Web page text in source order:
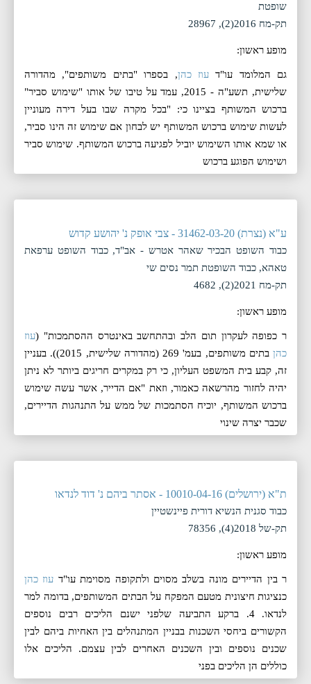
שופטת
תק-מח 2016(2), 28967
מופע ראשון:
גם המלומד עו"דעוז כהן, בספרו "בתים משותפים", מהדורה
שלישית, תשע"ה - 2015, עמד על טיבו של אותו "שימוש סביר"
ברכוש המשותף בציינו כי: "בכל מקרה שבו בעל דירה מעוניין
לעשות שימוש ברכוש המשותף יש לבחון אם שימוש זה הינו סביר,
או שמא אותו השימוש יוביל לפגיעה ברכוש המשותף. שימוש סביר
ושימוש הפוגע ברכוש
ע"א (נצרת) 31462-03-20 - צבי אופק נ' יהושע קדוש
כבוד השופט הבכיר שאהר אטרש - אב"ד, כבוד השופט ערפאת
טאהא, כבוד השופטת תמר נסים שי
תק-מח 2021(2), 4682
מופע ראשון:
ר כפופה לעקרון תום הלב ובהתחשב באינטרס ההסתמכות" (עוז
כהן
בתים משותפים, בעמ' 269 (מהדורה שלישית, 2015)). בעניין
זה, קבע בית המשפט העליון, כי רק במקרים חריגים ביותר לא ניתן
יהיה לחזור מהרשאה כאמור, וזאת "אם הדייר, אשר עשה שימוש
ברכוש המשותף, יוכיח הסתמכות של ממש על התנהגות הדיירים,
שכבר יצרה שינוי
ת"א (ירושלים) 10010-04-16 - אסתר ביהם נ' דוד לנדאו
כבוד סגנית הנשיא דורית פיינשטיין
תק-של 2018(4), 78356
מופע ראשון:
ר בין הדיירים מונה בשלב מסוים ולתקופה מסוימת עו"ד עוז כהן
כנציגות חיצונית מטעם המפקח על הבתים המשותפים, בדומה למר
לנדאו. 4. ברקע התביעה שלפני ישנם הליכים רבים נוספים
הקשורים ביחסי השכנות בבניין המתנהלים בין האחיות ביהם לבין
שכנים נוספים ובין השכנים האחרים לבין עצמם. הליכים אלו
כוללים הן הליכים בפני